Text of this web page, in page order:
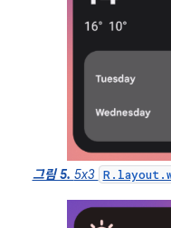
그림 5. 5x3